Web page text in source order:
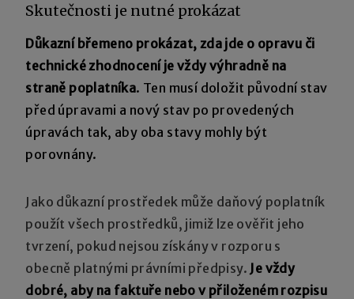
Skutečnosti je nutné prokázat
Důkazní břemeno prokázat, zda jde o opravu či
technické zhodnocení je vždy výhradně na
straně poplatníka. Ten musí doložit původní stav
před úpravami a nový stav po provedených
úpravách tak, aby oba stavy mohly být
porovnány.
Jako důkazní prostředek může daňový poplatník
použít všech prostředků, jimiž lze ověřit jeho
tvrzení, pokud nejsou získány v rozporu s
obecně platnými právními předpisy. Je vždy
dobré, aby na faktuře nebo v přiloženém rozpisu